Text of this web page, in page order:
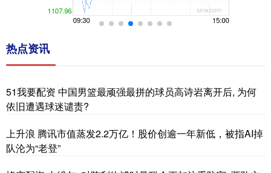
热点资讯
51我要配资 中国男篮最顽强最拼的球员高诗岩离开后, 为何
依旧遭遇球迷谴责?
上升浪 腾讯市值蒸发2.2万亿！股价创逾一年新低，被指AI掉
队沦为“老登”